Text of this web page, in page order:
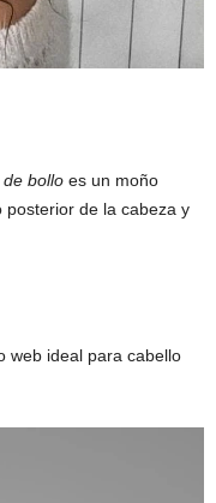
bollo es un moño
de la cabeza y
web ideal para cabello